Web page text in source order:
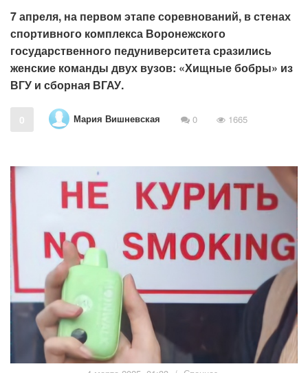
7 апреля, на первом этапе соревнований, в стенах
спортивного комплекса Воронежского
государственного педуниверситета сразились
женские команды двух вузов: «Хищные бобры» из
ВГУ и сборная ВГАУ.
0 Мария Вишневская 0 1665